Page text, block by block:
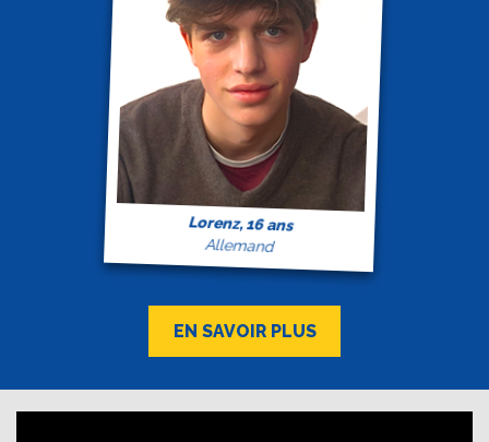
Lorenz, 16 ans
Allemand
EN SAVOIR PLUS